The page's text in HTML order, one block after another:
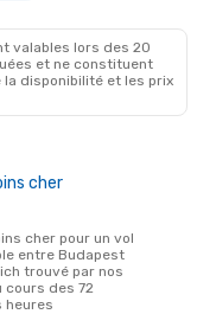
valables lors des 20
et ne constituent
la disponibilité et les prix
cher
entre Budapest
trouvé par nos
cours des 72
heures